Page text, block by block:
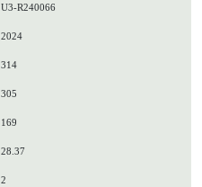
U3-R240066
2024
314
305
169
28.37
2